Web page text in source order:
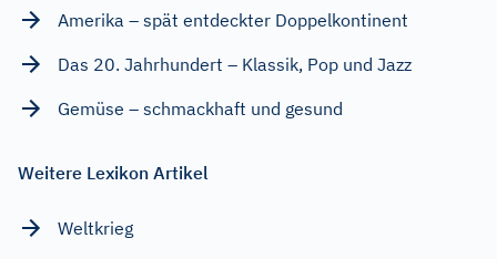
Amerika – spät entdeckter Doppelkontinent
Das 20. Jahrhundert – Klassik, Pop und Jazz
Gemüse – schmackhaft und gesund
Weitere Lexikon Artikel
Weltkrieg